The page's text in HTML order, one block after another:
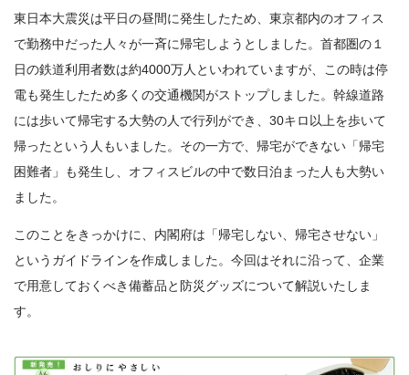
東日本大震災は平日の昼間に発生したため、東京都内のオフィス
で勤務中だった人々が一斉に帰宅しようとしました。首都圏の１
日の鉄道利用者数は約4000万人といわれていますが、この時は停
電も発生したため多くの交通機関がストップしました。幹線道路
には歩いて帰宅する大勢の人で行列ができ、30キロ以上を歩いて
帰ったという人もいました。その一方で、帰宅ができない「帰宅
困難者」も発生し、オフィスビルの中で数日泊まった人も大勢い
ました。
このことをきっかけに、内閣府は「帰宅しない、帰宅させない」
というガイドラインを作成しました。今回はそれに沿って、企業
で用意しておくべき備蓄品と防災グッズについて解説いたしま
す。